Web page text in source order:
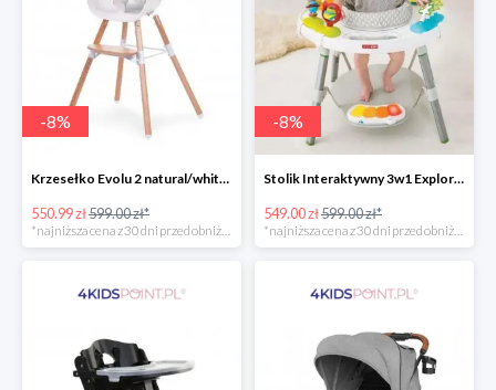
-8%
Krzesełko Evolu 2 natural/white Childhome
550.99 zł599.00 zł*
-8%
Stolik Interaktywny 3w1 Explore & More Skip Hop
549.00 zł599.00 zł*